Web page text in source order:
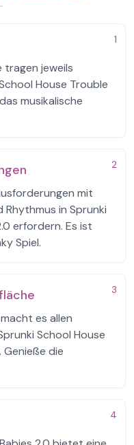
1
jeweils
House Trouble
musikalische
2
mit
in Sprunki
erfordern. Es ist
Spiel.
3
es allen
School House
Genieße die
4